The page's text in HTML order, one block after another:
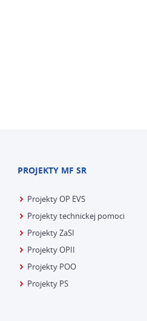
PROJEKTY MF SR
Projekty OP EVS
Projekty technickej pomoci
Projekty ZaSI
Projekty OPII
Projekty POO
Projekty PS